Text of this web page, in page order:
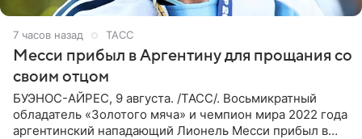
7 часов назад ТАСС
Месси прибыл в Аргентину для прощания со
своим отцом
БУЭНОС-АЙРЕС, 9 августа. /ТАСС/. Восьмикратный
обладатель «Золотого мяча» и чемпион мира 2022 года
аргентинский нападающий Лионель Месси прибыл в